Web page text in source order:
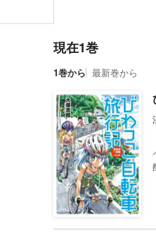
現在1巻
1巻から 最新巻から